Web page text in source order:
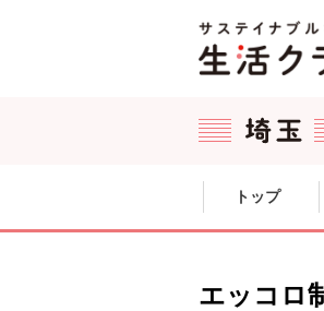
ここからサイト内共通メニューです。
サイト内共通メニューをスキップする
トップ
エッコロ